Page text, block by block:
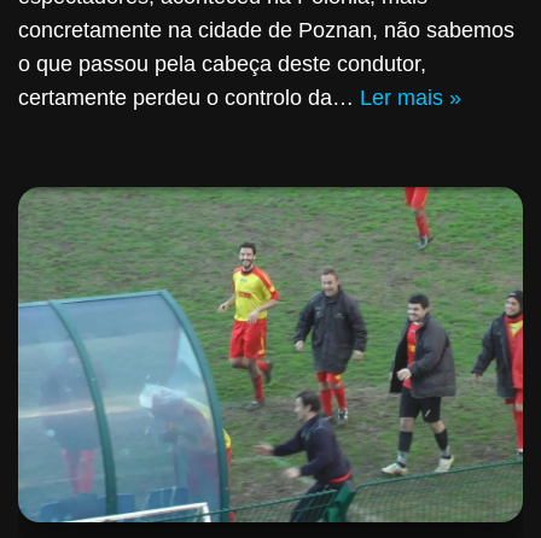
concretamente na cidade de Poznan, não sabemos
o que passou pela cabeça deste condutor,
certamente perdeu o controlo da… Ler mais »